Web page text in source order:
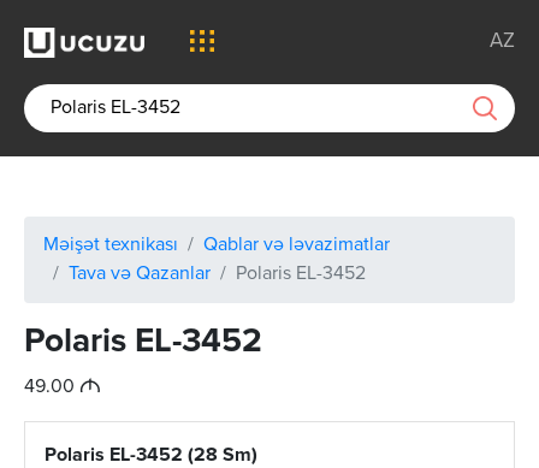
AZ
Məişət texnikası
Qablar və ləvazimatlar
Tava və Qazanlar
Polaris EL-3452
Polaris EL-3452
49.00 M
Polaris EL-3452 (28 Sm)